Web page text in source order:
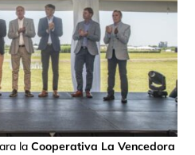
laCooperativa La Vencedora